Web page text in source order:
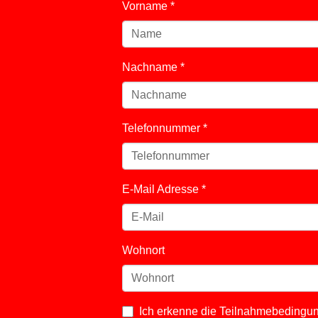
Vorname *
Nachname *
Telefonnummer *
E-Mail Adresse *
Wohnort
Ich erkenne die